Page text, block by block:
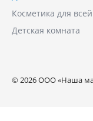
Косметика для
Детская комната
© 2026 ООО «Наша